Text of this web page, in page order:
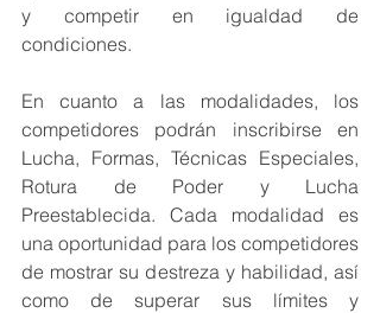
y competir en igualdad de
condiciones.
En cuanto a las modalidades, los
competidores podrán inscribirse en
Lucha, Formas, Técnicas Especiales,
Rotura de Poder y Lucha
Preestablecida. Cada modalidad es
una oportunidad para los competidores
de mostrar su destreza y habilidad, así
como de superar sus límites y